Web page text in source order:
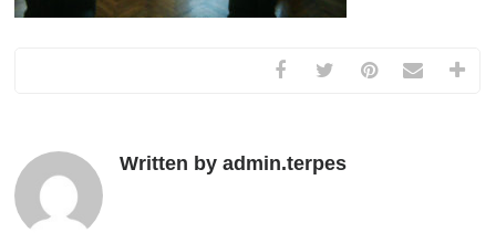
Written by admin.terpes